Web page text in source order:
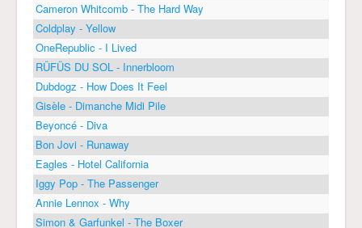
Cameron Whitcomb - The Hard Way
Coldplay - Yellow
OneRepublic - I Lived
RÜFÜS DU SOL - Innerbloom
Dubdogz - How Does It Feel
Gisèle - Dimanche Midi Pile
Beyoncé - Diva
Bon Jovi - Runaway
Eagles - Hotel California
Iggy Pop - The Passenger
Annie Lennox - Why
Simon & Garfunkel - The Boxer